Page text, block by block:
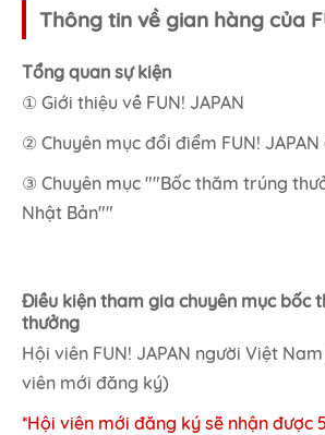
Thông tin về gian hàng của
Tổng quan sự kiện
① Giới thiệu về FUN! JAPAN
② Chuyên mục đổi điểm FUN!
③ Chuyên mục ""Bốc thăm trúng
Nhật Bản""
Điều kiện tham gia chuyên mục bốc
thưởng
Hội viên FUN! JAPAN người Việt
viên mới đăng ký)
*Hội viên mới đăng ký sẽ nhận được